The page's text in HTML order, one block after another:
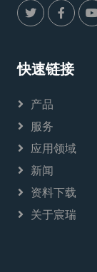
快速链接
产品
服务
应用领域
新闻
资料下载
关于宸瑞